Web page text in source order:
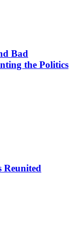
Bad
the Politics
Reunited